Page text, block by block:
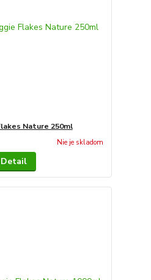
Nature 250ml
Nie je skladom
Detail